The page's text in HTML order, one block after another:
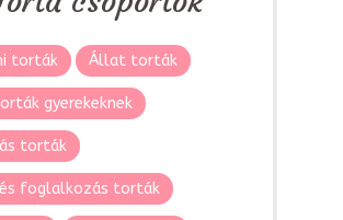
torták Állat torták
gyerekeknek
torták
és foglalkozás torták